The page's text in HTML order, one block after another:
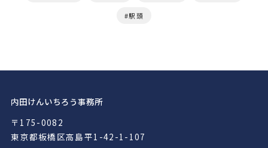
駅頭
内田けんいちろう事務所
〒175-0082
東京都板橋区高島平1-42-1-107